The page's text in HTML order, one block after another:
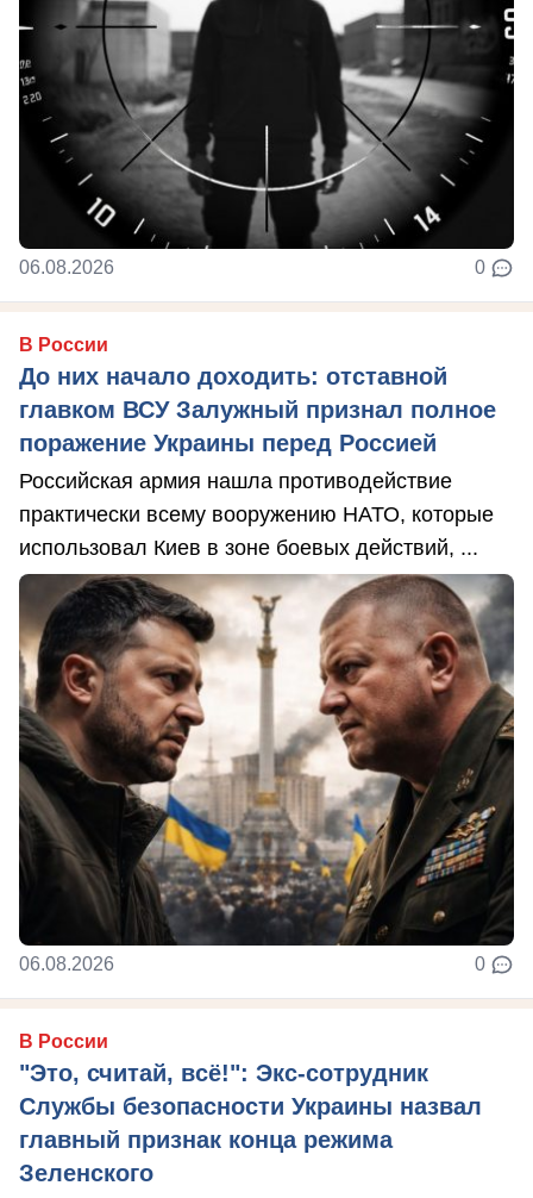
06.08.2026 0
В России
До них начало доходить: отставной
главком ВСУ Залужный признал полное
поражение Украины перед Россией
Российская армия нашла противодействие
практически всему вооружению НАТО, которые
использовал Киев в зоне боевых действий, ...
06.08.2026 0
В России
"Это, считай, всё!": Экс-сотрудник
Службы безопасности Украины назвал
главный признак конца режима
Зеленского